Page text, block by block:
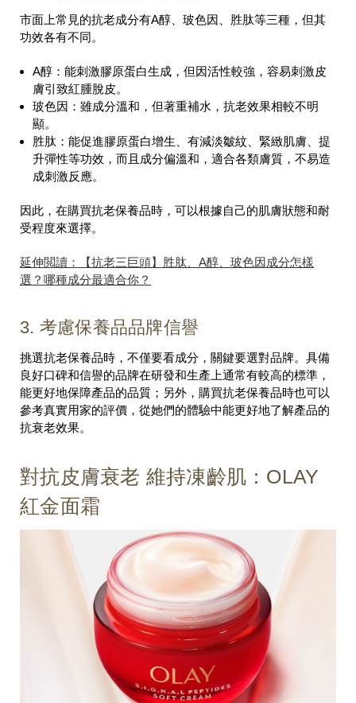
市面上常見的抗老成分有A醇、玻色因、胜肽等三種，但其
功效各有不同。
A醇：能刺激膠原蛋白生成，但因活性較強，容易刺激皮
膚引致紅腫脫皮。
玻色因：雖成分溫和，但著重補水，抗老效果相較不明
顯。
胜肽：能促進膠原蛋白增生、有減淡皺紋、緊緻肌膚、提
升彈性等功效，而且成分偏溫和，適合各類膚質，不易造
成刺激反應。
因此，在購買抗老保養品時，可以根據自己的肌膚狀態和耐
受程度來選擇。
延伸閲讀：【抗老三巨頭】胜肽、 A醇、玻色因成分怎樣
選？哪種成分最適合你？
3. 考慮保養品品牌信譽
挑選抗老保養品時，不僅要看成分，關鍵要選對品牌。具備
良好口碑和信譽的品牌在研發和生產上通常有較高的標準，
能更好地保障產品的品質；另外，購買抗老保養品時也可以
參考真實用家的評價，從她們的體驗中能更好地了解產品的
抗衰老效果。
對抗皮膚衰老 維持凍齡肌：OLAY
紅金面霜